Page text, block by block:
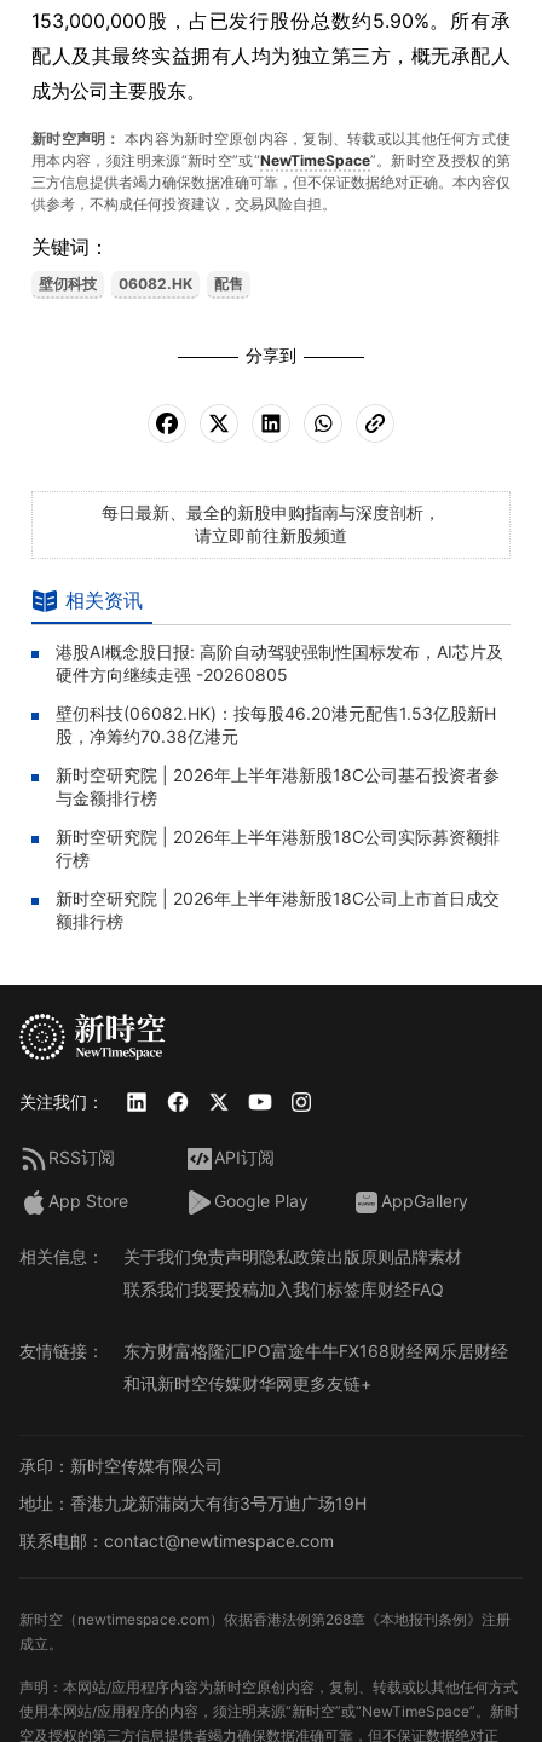
153,000,000股，占已发行股份总数约5.90%。所有承
配人及其最终实益拥有人均为独立第三方，概无承配人
成为公司主要股东。
新时空声明： 本内容为新时空原创内容，复制、转载或以其他任何方式使
用本内容，须注明来源“新时空”或“NewTimeSpace”。新时空及授权的第
三方信息提供者竭力确保数据准确可靠，但不保证数据绝对正确。本內容仅
供参考，不构成任何投资建议，交易风险自担。
关键词：
壁仞科技 06082.HK 配售
分享到
每日最新、最全的新股申购指南与深度剖析，
请立即前往新股频道
相关资讯
港股AI概念股日报: 高阶自动驾驶强制性国标发布，AI芯片及
硬件方向继续走强 -20260805
壁仞科技(06082.HK)：按每股46.20港元配售1.53亿股新H
股，净筹约70.38亿港元
新时空研究院 | 2026年上半年港新股18C公司基石投资者参
与金额排行榜
新时空研究院 | 2026年上半年港新股18C公司实际募资额排
行榜
新时空研究院 | 2026年上半年港新股18C公司上市首日成交
额排行榜
关注我们：
RSS订阅 API订阅
App Store Google Play AppGallery
相关信息： 关于我们免责声明隐私政策出版原则品牌素材
联系我们我要投稿加入我们标签库财经FAQ
友情链接： 东方财富格隆汇IPO富途牛牛FX168财经网乐居财经
和讯新时空传媒财华网更多友链+
承印：新时空传媒有限公司
地址：香港九龙新蒲岗大有街3号万迪广场19H
联系电邮：contact@newtimespace.com
新时空（ newtimespace.com）依据香港法例第268章《本地报刊条例》注册
成立。
声明：本网站/应用程序内容为新时空原创内容，复制、转载或以其他任何方式
使用本网站/应用程序的内容，须注明来源“新时空”或“NewTimeSpace”。新时
空及授权的第三方信息提供者竭力确保数据准确可靠，但不保证数据绝对正